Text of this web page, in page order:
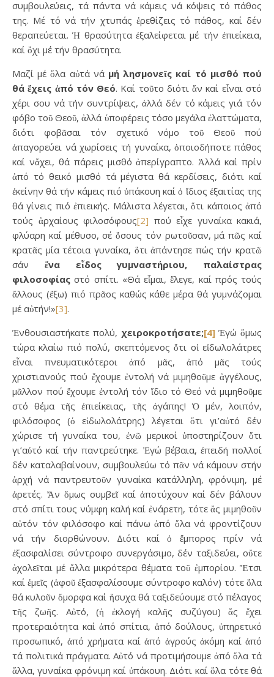
συμβουλεύεις, τά πάντα νά κάμεις νά κόψεις τό πάθος
της. Μέ τό νά τήν χτυπάς ἐρεθίζεις τό πάθος, καί δέν
θεραπεύεται. Ἡ θρασύτητα ἐξαλείφεται μέ τήν ἐπιείκεια,
καί ὄχι μέ τήν θρασύτητα.
Μαζί μέ ὅλα αὐτά νά μή λησμονεῖς καί τό μισθό πού
θά ἔχεις ἀπό τόν Θεό. Καί τοῦτο διότι ἄν καί εἶναι στό
χέρι σου νά τήν συντρίψεις, ἀλλά δέν τό κάμεις γιά τόν
φόβο τοῦ Θεοῦ, ἀλλά ὑποφέρεις τόσο μεγάλα ἐλαττώματα,
διότι φοβᾶσαι τόν σχετικό νόμο τοῦ Θεοῦ πού
ἀπαγορεύει νά χωρίσεις τή γυναίκα, ὁποιοδήποτε πάθος
καί νἄχει, θά πάρεις μισθό ἀπερίγραπτο. Ἀλλά καί πρίν
ἀπό τό θεικό μισθό τά μέγιστα θά κερδίσεις, διότι καί
ἐκείνην θά τήν κάμεις πιό ὑπάκουη καί ὁ ἴδιος ἐξαιτίας της
θά γίνεις πιό ἐπιεικής. Μάλιστα λέγεται, ὅτι κάποιος ἀπό
τούς ἀρχαίους φιλοσόφους[2] πού εἶχε γυναίκα κακιά,
φλύαρη καί μέθυσο, σέ ὅσους τόν ρωτοῦσαν, μά πῶς καί
κρατᾶς μία τέτοια γυναίκα, ὅτι ἀπάντησε πώς τήν κρατῶ
σάν ἕνα εἶδος γυμναστήριου, παλαίστρας
φιλοσοφίας στό σπίτι. «Θά εἶμαι, ἔλεγε, καί πρός τούς
ἄλλους (ἔξω) πιό πρᾶος καθώς κάθε μέρα θά γυμνάζομαι
μέ αὐτήν!»[3].
Ἐνθουσιαστήκατε πολύ, χειροκροτήσατε;[4]Ἐγώ ὅμως
τώρα κλαίω πιό πολύ, σκεπτόμενος ὅτι οἱ εἰδωλολάτρες
εἶναι πνευματικότεροι ἀπό μᾶς, ἀπό μᾶς τούς
χριστιανούς πού ἔχουμε ἐντολή νά μιμηθοῦμε ἀγγέλους,
μᾶλλον πού ἔχουμε ἐντολή τόν ἴδιο τό Θεό νά μιμηθοῦμε
στό θέμα τῆς ἐπιείκειας, τῆς ἀγάπης! Ὁ μέν, λοιπόν,
φιλόσοφος (ὁ εἰδωλολάτρης) λέγεται ὅτι γι’αὐτό δέν
χώρισε τή γυναίκα του, ἐνῶ μερικοί ὑποστηρίζουν ὅτι
γι’αὐτό καί τήν παντρεύτηκε. Ἐγώ βέβαια, ἐπειδή πολλοί
δέν καταλαβαίνουν, συμβουλεύω τό πᾶν νά κάμουν στήν
ἀρχή νά παντρευτοῦν γυναίκα κατάλληλη, φρόνιμη, μέ
ἀρετές. Ἄν ὅμως συμβεῖ καί ἀποτύχουν καί δέν βάλουν
στό σπίτι τους νύμφη καλή καί ἐνάρετη, τότε ἄς μιμηθοῦν
αὐτόν τόν φιλόσοφο καί πάνω ἀπό ὅλα νά φροντίζουν
νά τήν διορθώνουν. Διότι καί ὁ ἔμπορος πρίν νά
ἐξασφαλίσει σύντροφο συνεργάσιμο, δέν ταξιδεύει, οὔτε
ἀχολεῖται μέ ἄλλα μικρότερα θέματα τοῦ ἐμπορίου. Ἔτσι
καί ἐμεῖς (ἀφοῦ ἐξασφαλίσουμε σύντροφο καλόν) τότε ὅλα
θά κυλοῦν ὄμορφα καί ἥσυχα θά ταξιδεύουμε στό πέλαγος
τῆς ζωῆς. Αὐτό, (ἡ ἐκλογή καλῆς συζύγου) ἄς ἔχει
προτεραιότητα καί ἀπό σπίτια, ἀπό δούλους, ὑπηρετικό
προσωπικό, ἀπό χρήματα καί ἀπό ἀγρούς ἀκόμη καί ἀπό
τά πολιτικά πράγματα. Αὐτό νά προτιμήσουμε ἀπό ὅλα τά
ἄλλα, γυναίκα φρόνιμη καί ὑπάκουη. Διότι καί ὅλα τότε θά